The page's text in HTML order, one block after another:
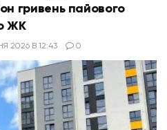
гривень пайового
ЖК
2026 В 12:43 0